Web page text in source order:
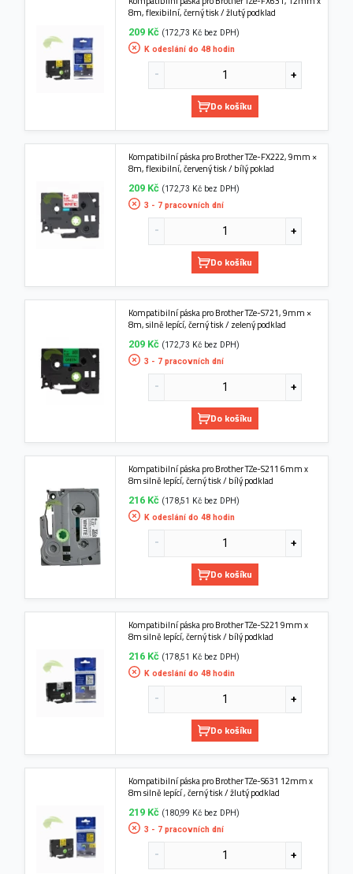
8m, flexibilní, černý tisk / žlutý podklad
209 Kč (172,73 Kč bez DPH)
K odeslání do 48 hodin
Do košíku
Kompatibilní páska pro Brother TZe-FX222, 9mm ×
8m, flexibilní, červený tisk / bílý poklad
209 Kč (172,73 Kč bez DPH)
3 - 7 pracovních dní
Do košíku
Kompatibilní páska pro Brother TZe-S721, 9mm ×
8m, silně lepící, černý tisk / zelený podklad
209 Kč (172,73 Kč bez DPH)
3 - 7 pracovních dní
Do košíku
Kompatibilní páska pro Brother TZe-S211 6mm x
8m silně lepící, černý tisk / bílý podklad
216 Kč (178,51 Kč bez DPH)
K odeslání do 48 hodin
Do košíku
Kompatibilní páska pro Brother TZe-S221 9mm x
8m silně lepící, černý tisk / bílý podklad
216 Kč (178,51 Kč bez DPH)
K odeslání do 48 hodin
Do košíku
Kompatibilní páska pro Brother TZe-S631 12mm x
8m silně lepící , černý tisk / žlutý podklad
219 Kč (180,99 Kč bez DPH)
3 - 7 pracovních dní